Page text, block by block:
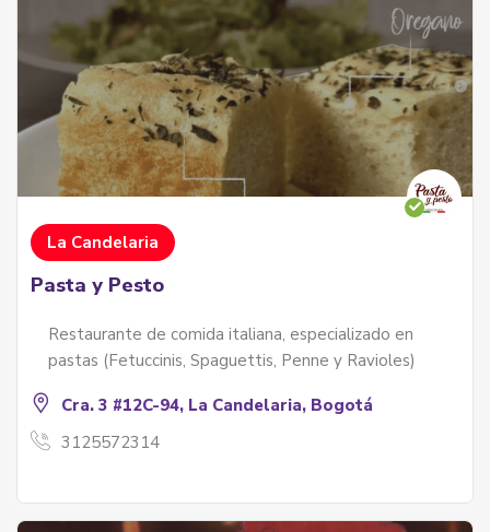
La Candelaria
Pasta y Pesto
Restaurante de comida italiana, especializado en
pastas (Fetuccinis, Spaguettis, Penne y Ravioles)
Cra. 3 #12C-94, La Candelaria, Bogotá
3125572314